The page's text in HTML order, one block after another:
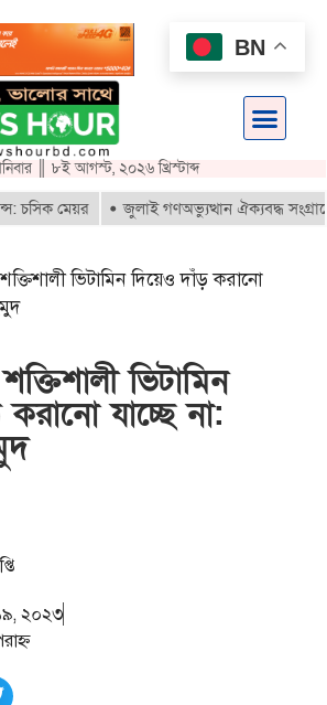
║ ৮ই আগস্ট, ২০২৬ খ্রিস্টাব্দ
মেয়র জুলাই গণঅভ্যুত্থান ঐক্যবদ্ধ সংগ্রামের
ভিটামিন দিয়েও দাঁড় করানো
ভিটামিন
যাচ্ছে না:
২০২৩
BN